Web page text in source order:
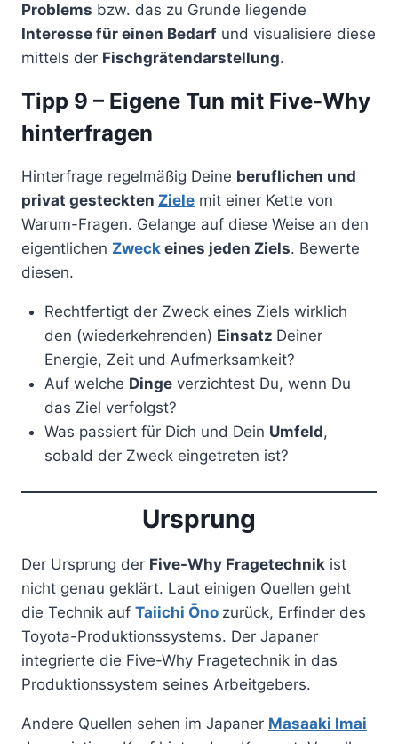
Problems bzw. das zu Grunde liegende
Interesse für einen Bedarf und visualisiere diese
mittels der Fischgrätendarstellung.
Tipp 9 – Eigene Tun mit Five-Why
hinterfragen
Hinterfrage regelmäßig Deine beruflichen und
privat gesteckten Ziele mit einer Kette von
Warum-Fragen. Gelange auf diese Weise an den
eigentlichen Zweck eines jeden Ziels. Bewerte
diesen.
Rechtfertigt der Zweck eines Ziels wirklich
den (wiederkehrenden) Einsatz Deiner
Energie, Zeit und Aufmerksamkeit?
Auf welche Dingeverzichtest Du, wenn Du
das Ziel verfolgst?
Was passiert für Dich und Dein Umfeld,
sobald der Zweck eingetreten ist?
Ursprung
Der Ursprung der Five-Why Fragetechnik ist
nicht genau geklärt. Laut einigen Quellen geht
die Technik auf Taiichi Ōno zurück, Erfinder des
Toyota-Produktionssystems. Der Japaner
integrierte die Five-Why Fragetechnik in das
Produktionssystem seines Arbeitgebers.
Andere Quellen sehen im Japaner Masaaki Imai